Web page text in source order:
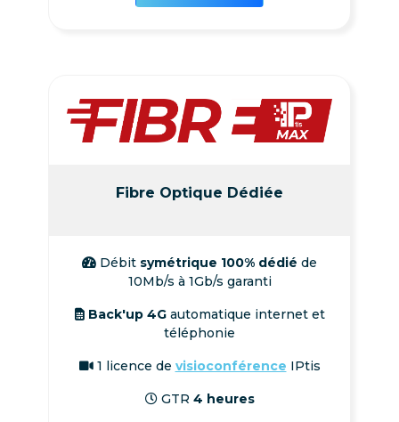
Fibre Optique Dédiée
Débit symétrique 100% dédié de
10Mb/s à 1Gb/s garanti
Back'up 4Gautomatique internet et
téléphonie
1 licence de visioconférence IPtis
GTR 4 heures